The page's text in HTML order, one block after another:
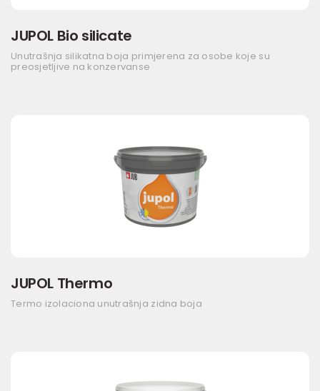
JUPOL Bio silicate
Unutrašnja silikatna boja primjerena za osobe koje su
preosjetljive na konzervanse
JUPOL Thermo
Termo izolaciona unutrašnja zidna boja